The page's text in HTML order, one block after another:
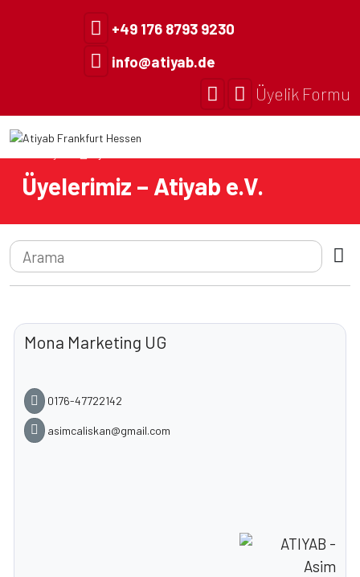
+49 176 8793 9230
info@atiyab.de
Üyelik Formu
Üyelerimiz – Atiyab e.V.
Mona Marketing UG
0176-47722142
asimcaliskan@gmail.com